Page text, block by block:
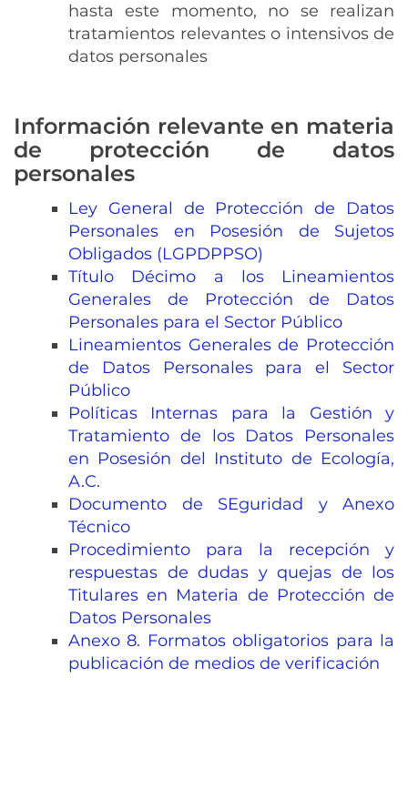
hasta este momento, no se realizan
tratamientos relevantes o intensivos de
datos personales
Información relevante en materia
de protección de datos
personales
Ley General de Protección de Datos
Personales en Posesión de Sujetos
Obligados (LGPDPPSO)
Título Décimo a los Lineamientos
Generales de Protección de Datos
Personales para el Sector Público
Lineamientos Generales de Protección
de Datos Personales para el Sector
Público
Políticas Internas para la Gestión y
Tratamiento de los Datos Personales
en Posesión del Instituto de Ecología,
A.C.
Documento de SEguridad y Anexo
Técnico
Procedimiento para la recepción y
respuestas de dudas y quejas de los
Titulares en Materia de Protección de
Datos Personales
Anexo 8. Formatos obligatorios para la
publicación de medios de verificación